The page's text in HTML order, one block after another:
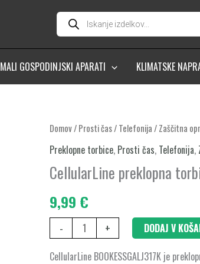
Products
search
MALI GOSPODINJSKI APARATI KLIMATSKE
Domov/Prosti čas/Telefonija/Zaščitna
Preklopne torbice, Prosti čas, Telefonija,
CellularLine preklopna
9,99 €
-
CellularLine
preklopna
BOOK,
Galaxy
2017,
+
DODAJ V
CellularLine BOOKESSGALJ317K je